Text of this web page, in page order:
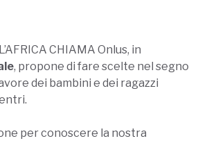
CHIAMA Onlus, in
, propone di fare scelte nel segno
dei bambini e dei ragazzi
per conoscere la nostra